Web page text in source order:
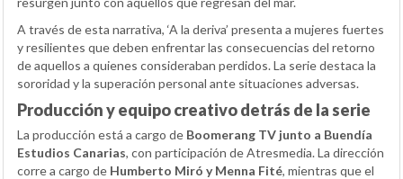
A través de esta narrativa, ‘A la deriva’ presenta a mujeres fuertes
y resilientes que deben enfrentar las consecuencias del retorno
de aquellos a quienes consideraban perdidos. La serie destaca la
sororidad y la superación personal ante situaciones adversas.
Producción y equipo creativo detrás de la serie
La producción está a cargo de Boomerang TV junto a Buendía
Estudios Canarias, con participación de Atresmedia. La dirección
corre a cargo de Humberto Miró y Menna Fité, mientras que el